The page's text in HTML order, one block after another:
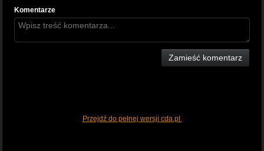
Komentarze
Zamieść komentarz
Przejdź do pełnej wersji cda.pl